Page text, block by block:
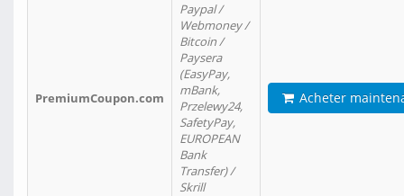
PremiumCoupon.com
Paypal /
Webmoney /
Bitcoin /
Paysera
(EasyPay,
mBank,
Przelewy24,
SafetyPay,
EUROPEAN
Bank
Transfer) /
Skrill
Acheter